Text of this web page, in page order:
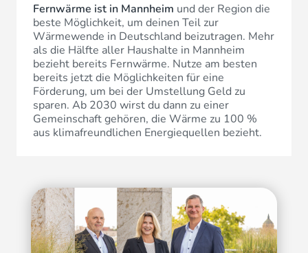
Fernwärme ist in Mannheim und der Region die
beste Möglichkeit, um deinen Teil zur
Wärmewende in Deutschland beizutragen. Mehr
als die Hälfte aller Haushalte in Mannheim
bezieht bereits Fernwärme. Nutze am besten
bereits jetzt die Möglichkeiten für eine
Förderung, um bei der Umstellung Geld zu
sparen. Ab 2030 wirst du dann zu einer
Gemeinschaft gehören, die Wärme zu 100 %
aus klimafreundlichen Energiequellen bezieht.